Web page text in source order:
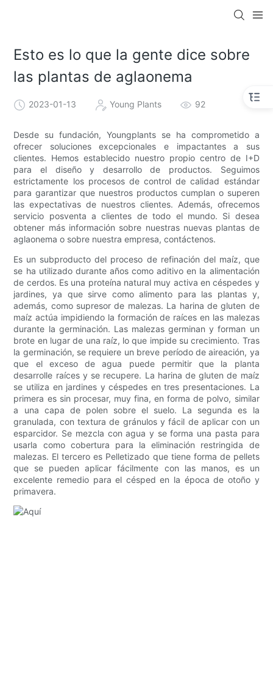
Esto es lo que la gente dice sobre
las plantas de aglaonema
2023-01-13 Young Plants 92
Desde su fundación, Youngplants se ha comprometido a
ofrecer soluciones excepcionales e impactantes a sus
clientes. Hemos establecido nuestro propio centro de I+D
para el diseño y desarrollo de productos. Seguimos
estrictamente los procesos de control de calidad estándar
para garantizar que nuestros productos cumplan o superen
las expectativas de nuestros clientes. Además, ofrecemos
servicio posventa a clientes de todo el mundo. Si desea
obtener más información sobre nuestras nuevas plantas de
aglaonema o sobre nuestra empresa, contáctenos.
Es un subproducto del proceso de refinación del maíz, que
se ha utilizado durante años como aditivo en la alimentación
de cerdos. Es una proteína natural muy activa en céspedes y
jardines, ya que sirve como alimento para las plantas y,
además, como supresor de malezas. La harina de gluten de
maíz actúa impidiendo la formación de raíces en las malezas
durante la germinación. Las malezas germinan y forman un
brote en lugar de una raíz, lo que impide su crecimiento. Tras
la germinación, se requiere un breve período de aireación, ya
que el exceso de agua puede permitir que la planta
desarrolle raíces y se recupere. La harina de gluten de maíz
se utiliza en jardines y céspedes en tres presentaciones. La
primera es sin procesar, muy fina, en forma de polvo, similar
a una capa de polen sobre el suelo. La segunda es la
granulada, con textura de gránulos y fácil de aplicar con un
esparcidor. Se mezcla con agua y se forma una pasta para
usarla como cobertura para la eliminación restringida de
malezas. El tercero es Pelletizado que tiene forma de pellets
que se pueden aplicar fácilmente con las manos, es un
excelente remedio para el césped en la época de otoño y
primavera.